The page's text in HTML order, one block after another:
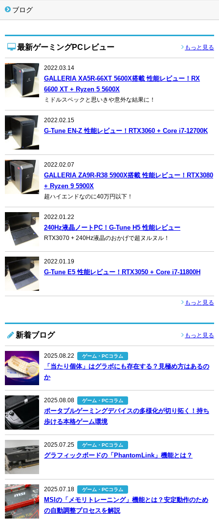
ブログ
最新ゲーミングPCレビュー もっと見る
2022.03.14
GALLERIA XA5R-66XT 5600X搭載 性能レビュー！RX
6600 XT + Ryzen 5 5600X
ミドルスペックと思いきや意外な結果に！
2022.02.15
G-Tune EN-Z 性能レビュー！RTX3060 + Core i7-12700K
2022.02.07
GALLERIA ZA9R-R38 5900X搭載 性能レビュー！RTX3080
+ Ryzen 9 5900X
超ハイエンドなのに40万円以下！
2022.01.22
240Hz液晶ノートPC！G-Tune H5 性能レビュー
RTX3070 + 240Hz液晶のおかげで超ヌルヌル！
2022.01.19
G-Tune E5 性能レビュー！RTX3050 + Core i7-11800H
もっと見る
新着ブログ もっと見る
2025.08.22 ゲーム・PCコラム
「当たり個体」はグラボにも存在する？見極め方はあるの
か
2025.08.08 ゲーム・PCコラム
ポータブルゲーミングデバイスの多様化が切り拓く！持ち
歩ける本格ゲーム環境
2025.07.25 ゲーム・PCコラム
グラフィックボードの「PhantomLink」機能とは？
2025.07.18 ゲーム・PCコラム
MSIの「メモリトレーニング」機能とは？安定動作のため
の自動調整プロセスを解説